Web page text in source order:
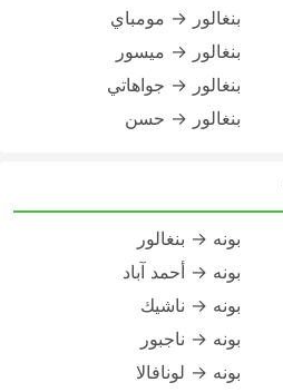
بنغالور → مومباي
بنغالور → ميسور
بنغالور → جواهاتي
بنغالور → حسن
بونه → بنغالور
بونه → أحمد آباد
بونه → ناشيك
بونه → ناجبور
بونه → لونافالا